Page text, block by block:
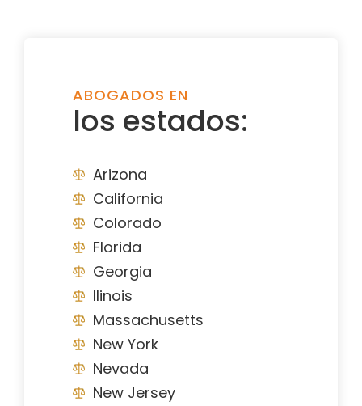
ABOGADOS EN
los estados:
Arizona
California
Colorado
Florida
Georgia
Ilinois
Massachusetts
New York
Nevada
New Jersey